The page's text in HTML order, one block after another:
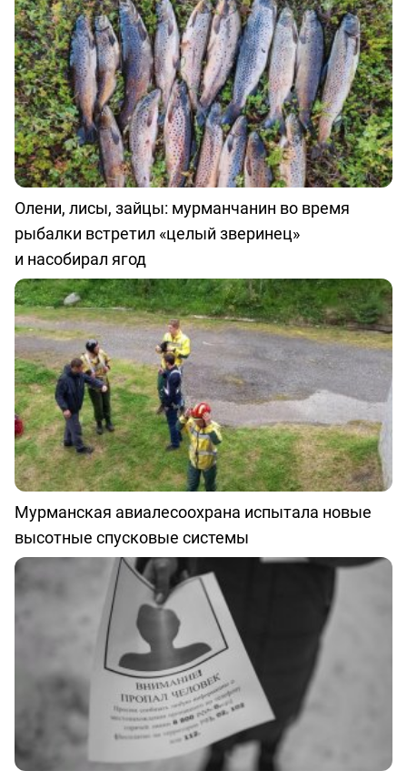
Олени, лисы, зайцы: мурманчанин во время
рыбалки встретил «целый зверинец»
и насобирал ягод
Мурманская авиалесоохрана испытала новые
высотные спусковые системы